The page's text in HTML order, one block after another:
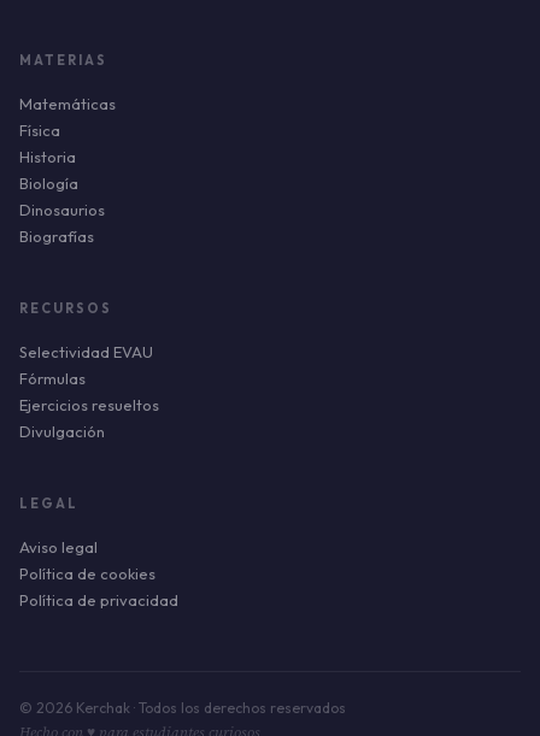
MATERIAS
Matemáticas
Física
Historia
Biología
Dinosaurios
Biografías
RECURSOS
Selectividad EVAU
Fórmulas
Ejercicios resueltos
Divulgación
LEGAL
Aviso legal
Política de cookies
Política de privacidad
© 2026 Kerchak · Todos los derechos reservados